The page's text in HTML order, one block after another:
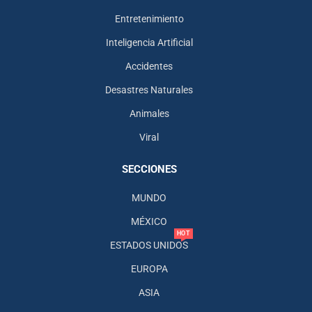
Entretenimiento
Inteligencia Artificial
Accidentes
Desastres Naturales
Animales
Viral
SECCIONES
MUNDO
MÉXICO
ESTADOS UNIDOS
HOT
EUROPA
ASIA